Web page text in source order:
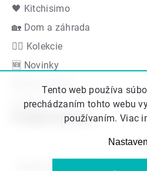
Tento web používa
prechádzaním tohto webu
používaním. Viac
🖤 Kitchisimo
🏡 Dom a záhrada
👍🏻 Kolekcie
🆕 Novinky
Akčná ponuka
Značky
Podporujeme